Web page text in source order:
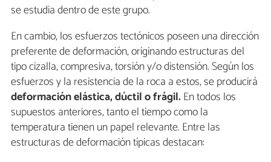
se estudia dentro de este grupo.
En cambio, los esfuerzos tectónicos poseen una dirección
preferente de deformación, originando estructuras del
tipo cizalla, compresiva, torsión y/o distensión. Según los
esfuerzos y la resistencia de la roca a estos, se producirá
deformación elástica, dúctil o frágil.En todos los
supuestos anteriores, tanto el tiempo como la
temperatura tienen un papel relevante. Entre las
estructuras de deformación típicas destacan: